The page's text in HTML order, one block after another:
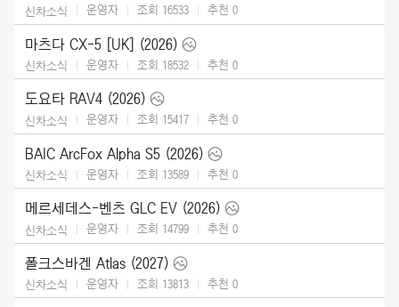
신차소식 운영자 조회 16533 추천 0
마츠다 CX-5 [UK] (2026)
신차소식 운영자 조회 18532 추천 0
도요타 RAV4 (2026)
신차소식 운영자 조회 15417 추천 0
BAIC ArcFox Alpha S5 (2026)
신차소식 운영자 조회 13589 추천 0
메르세데스-벤츠 GLC EV (2026)
신차소식 운영자 조회 14799 추천 0
폴크스바겐 Atlas (2027)
신차소식 운영자 조회 13813 추천 0